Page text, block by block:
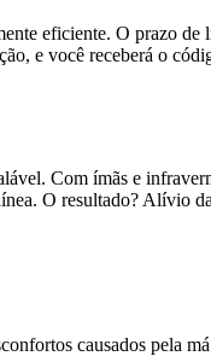
eficiente. O prazo
e você receberá o
Com ímãs e
O resultado? Alívio
causados pela